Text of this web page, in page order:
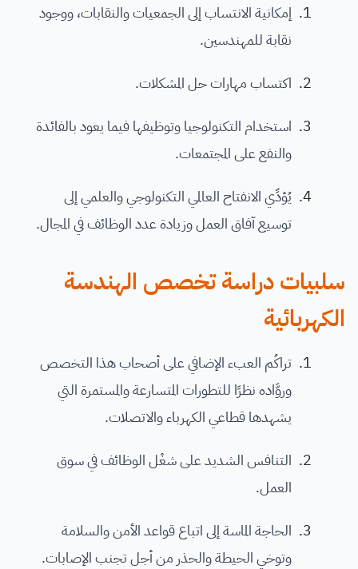
إمكانية الانتساب إلى الجمعيات والنقابات، ووجود
نقابة للمهندسين.
اكتساب مهارات حل المشكلات.
استخدام التكنولوجيا وتوظيفها فيما يعود بالفائدة
والنفع على المجتمعات.
يُؤدِّي الانفتاح العالمي التكنولوجي والعلمي إلى
توسيع آفاق العمل وزيادة عدد الوظائف في المجال.
سلبيات دراسة تخصص الهندسة
الكهربائية
تراكُم العبء الإضافي على أصحاب هذا التخصص
وروَّاده نظرًا للتطورات المتسارعة والمستمرة التي
يشهدها قطاعي الكهرباء والاتصلات.
التنافس الشديد على شغْل الوظائف في سوق
العمل.
الحاجة الماسة إلى اتباع قواعد الأمن والسلامة
وتوخي الحيطة والحذر من أجل تجنب الإصابات.